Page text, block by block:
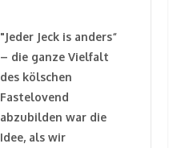
"Jeder Jeck is anders“
– die ganze Vielfalt
des kölschen
Fastelovend
abzubilden war die
Idee, als wir